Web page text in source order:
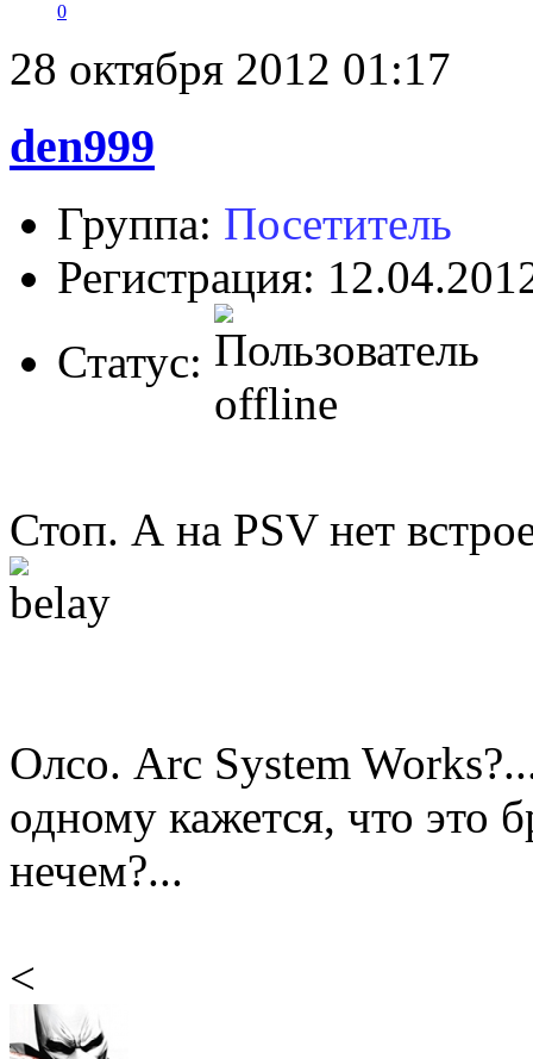
0
28 октября 2012 01:17
den999
Группа: Посетитель
Регистрация:
Статус:
Стоп. А на PSV нет
Олсо. Arc System
одному кажется, что это
нечем?...
<